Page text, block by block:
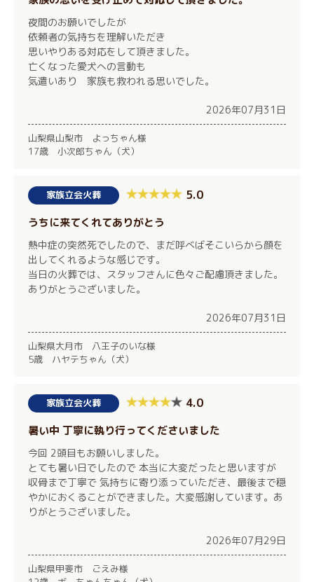
夜間のお願いでしたが
依頼者の気持ちを理解いただき
思いやりある対応をして頂きました。
亡くなった愛犬への言動も
気遣いあり 家族も救われる思いでした。
2026年07月31日
山梨県山梨市 よっちゃん様
17歳 小次郎ちゃん（犬）
家族立会火葬 5.0
うちに来てくれてありがとう
熱中症の突然死でしたので、まだ呼べばそこいらから顔を
出してくれるような感じです。
当日の火葬では、スタッフさんに色々ご配慮頂きました。
ありがとうございました。
2026年07月31日
山梨県大月市 八王子のいな様
5歳 ハヤテちゃん（犬）
家族立会火葬 4.0
暑い中 丁寧に執り行ってくださいました
今回 2頭目もお願いしました。
とても暑い日でしたので 本当に大変だったと思いますが
収骨まで丁寧で 気持ちに寄り添っていただき、最後まで穏
やかにおくることができました。大変感謝しています。あ
りがとうございました。
2026年07月29日
山梨県甲斐市 ごえみ様